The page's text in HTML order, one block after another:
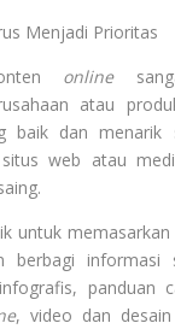
Menjadi Prioritas
online
atau
baik dan menarik
web atau
untuk
berbagi informasi
panduan
, video dan